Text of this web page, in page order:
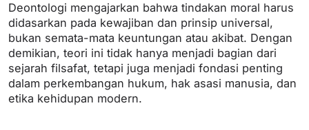
Deontologi mengajarkan bahwa tindakan moral harus
didasarkan pada kewajiban dan prinsip universal,
bukan semata-mata keuntungan atau akibat. Dengan
demikian, teori ini tidak hanya menjadi bagian dari
sejarah filsafat, tetapi juga menjadi fondasi penting
dalam perkembangan hukum, hak asasi manusia, dan
etika kehidupan modern.